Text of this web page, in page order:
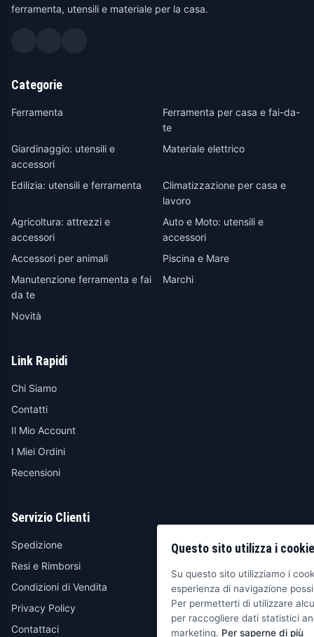
ferramenta, utensili e materiale per la casa.
Categorie
Ferramenta
Ferramenta per casa e fai-da-
te
Giardinaggio: utensili e
accessori
Materiale elettrico
Edilizia: utensili e ferramenta
Climatizzazione per casa e
lavoro
Agricoltura: attrezzi e
accessori
Auto e Moto: utensili e
accessori
Accessori per animali
Piscina e Mare
Manutenzione ferramenta e fai
da te
Marchi
Novità
Link Rapidi
Chi Siamo
Contatti
Il Mio Account
I Miei Ordini
Recensioni
Servizio Clienti
Spedizione
Resi e Rimborsi
Condizioni di Vendita
Privacy Policy
Contattaci
Questo sito utilizza i cookie
Su questo sito utilizziamo i
esperienza di navigazione
Per permetterti di utilizzare
per raccogliere dati statistici
marketing. Per saperne di più